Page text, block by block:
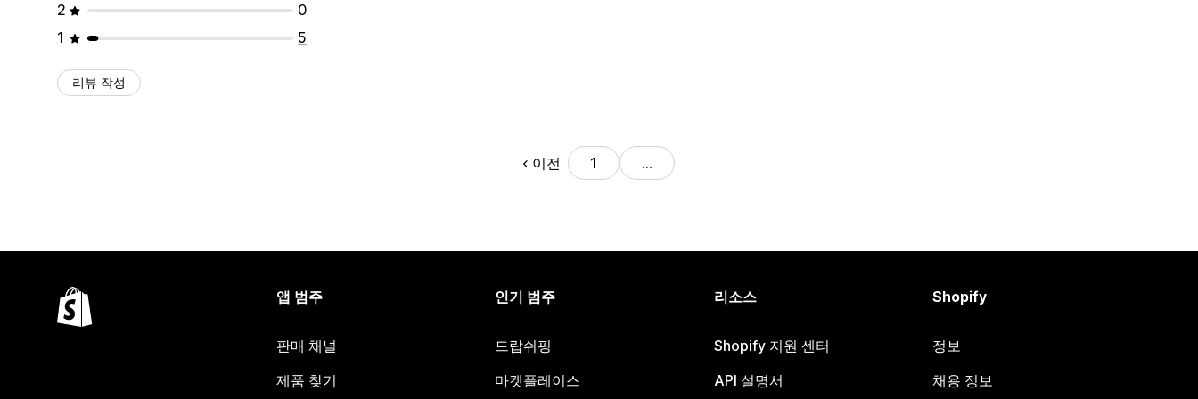
2
0
1
5
리뷰 작성
이전 1 …
앱 범주
판매 채널
제품 찾기
인기 범주
드랍쉬핑
마켓플레이스
리소스
Shopify 지원 센터
API 설명서
Shopify
정보
채용 정보